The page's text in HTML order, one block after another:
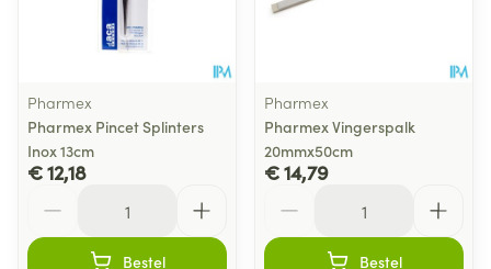
Pharmex
Pharmex Pincet Splinters
Inox 13cm
€ 12,18
Bestel
Pharmex
Pharmex Vingerspalk
20mmx50cm
€ 14,79
Bestel